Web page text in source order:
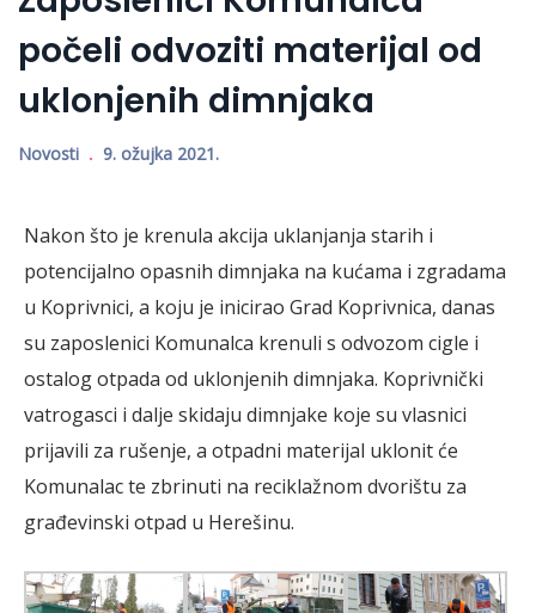
počeli odvoziti materijal od
uklonjenih dimnjaka
Novosti 9. ožujka 2021.
Nakon što je krenula akcija uklanjanja starih i
potencijalno opasnih dimnjaka na kućama i zgradama
u Koprivnici, a koju je inicirao Grad Koprivnica, danas
su zaposlenici Komunalca krenuli s odvozom cigle i
ostalog otpada od uklonjenih dimnjaka. Koprivnički
vatrogasci i dalje skidaju dimnjake koje su vlasnici
prijavili za rušenje, a otpadni materijal uklonit će
Komunalac te zbrinuti na reciklažnom dvorištu za
građevinski otpad u Herešinu.